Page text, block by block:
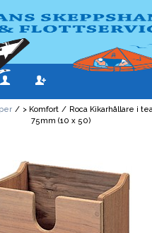
/ > Komfort / Roca Kikarhållare i
75mm (10 x 50)